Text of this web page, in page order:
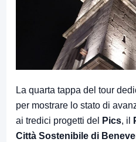
La quarta tappa del tour
per mostrare lo stato di
ai tredici progetti del
Pics, il
Città Sostenibile di